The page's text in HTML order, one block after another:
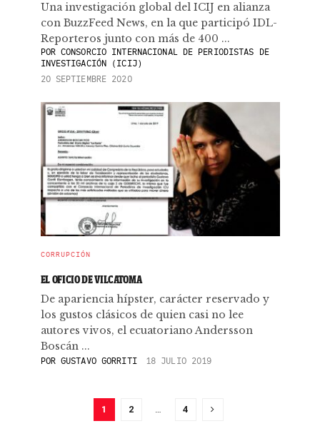
Una investigación global del ICIJ en alianza
con BuzzFeed News, en la que participó IDL-
Reporteros junto con más de 400 ...
PORCONSORCIO INTERNACIONAL DE PERIODISTAS DE
INVESTIGACIÓN (ICIJ)
20 SEPTIEMBRE 2020
CORRUPCIÓN
EL OFICIO DE VILCATOMA
De apariencia hípster, carácter reservado y
los gustos clásicos de quien casi no lee
autores vivos, el ecuatoriano Andersson
Boscán ...
POR GUSTAVO GORRITI 18 JULIO 2019
1 2 … 4